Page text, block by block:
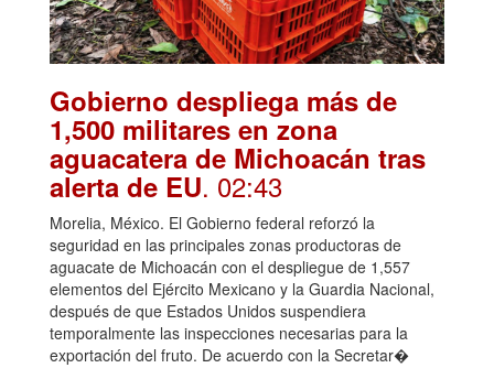
Gobierno despliega más de
1,500 militares en zona
aguacatera de Michoacán tras
alerta de EU. 02:43
Morelia, México. El Gobierno federal reforzó la
seguridad en las principales zonas productoras de
aguacate de Michoacán con el despliegue de 1,557
elementos del Ejército Mexicano y la Guardia Nacional,
después de que Estados Unidos suspendiera
temporalmente las inspecciones necesarias para la
exportación del fruto. De acuerdo con la Secretar�